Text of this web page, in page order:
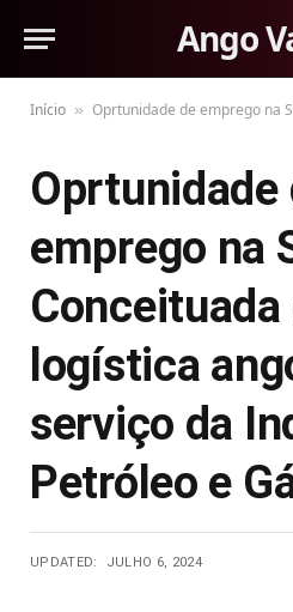
Ango
Início » Oprtunidade de emprego na SONILS – Conceituada
Oprtunidade
emprego na
logística
serviço da
Petróleo e
UPDATED: JULHO 6, 2024